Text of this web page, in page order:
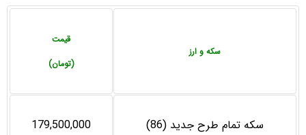
سکه و ارز
قیمت
(تومان)
سکه تمام طرح جدید (86) 179,500,000